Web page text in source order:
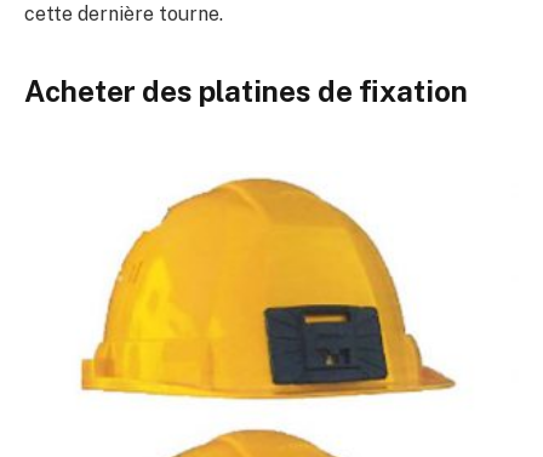
cette dernière tourne.
Acheter des platines de fixation